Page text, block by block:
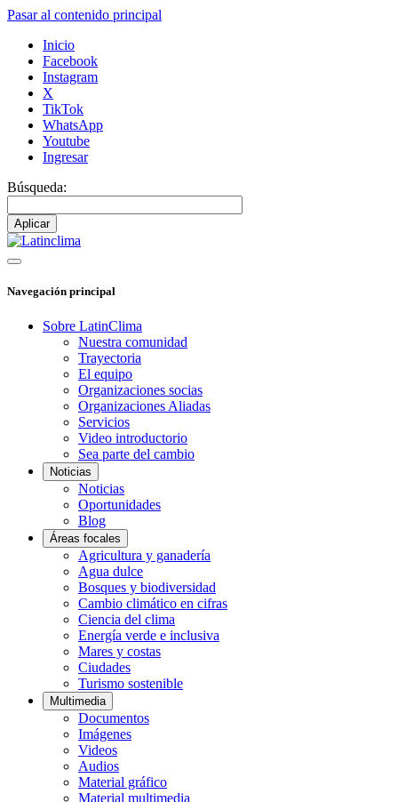
Pasar al contenido principal
Inicio
Facebook
Instagram
X
TikTok
WhatsApp
Youtube
Ingresar
Búsqueda:
Navegación principal
Sobre LatinClima
Nuestra comunidad
Trayectoria
El equipo
Organizaciones socias
Organizaciones Aliadas
Servicios
Video introductorio
Sea parte del cambio
Noticias
Noticias
Oportunidades
Blog
Áreas focales
Agricultura y ganadería
Agua dulce
Bosques y biodiversidad
Cambio climático en cifras
Ciencia del clima
Energía verde e inclusiva
Mares y costas
Ciudades
Turismo sostenible
Multimedia
Documentos
Imágenes
Videos
Audios
Material gráfico
Material multimedia